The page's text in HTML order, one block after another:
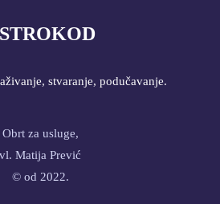
stvaranje, podučavanje.
Obrt za usluge,
vl. Matija Prević
© od 2022.